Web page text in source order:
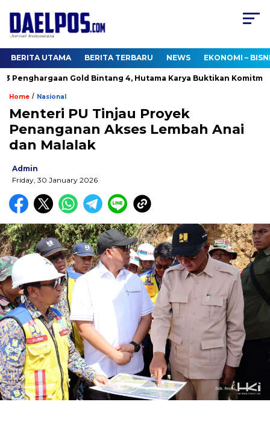
BERITA UTAMA BERITA TERBARU NEWS EKONOMI –
Gold Bintang 4, Hutama Karya Buktikan Komitmen
Home / Nasional
Menteri PU Tinjau Proyek
Penanganan Akses Lembah Anai
dan Malalak
Admin
Friday, 30 January 2026